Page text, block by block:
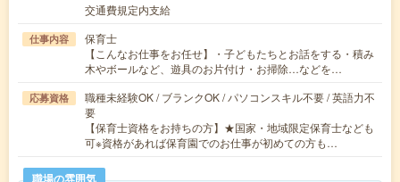
交通費規定内支給
仕事内容
保育士
【こんなお仕事をお任せ】・子どもたちとお話をする・積み
木やボールなど、遊具のお片付け・お掃除…などを…
応募資格
職種未経験OK / ブランクOK / パソコンスキル不要 / 英語力不
要
【保育士資格をお持ちの方】★国家・地域限定保育士なども
可※資格があれば保育園でのお仕事が初めての方も…
職場の雰囲気